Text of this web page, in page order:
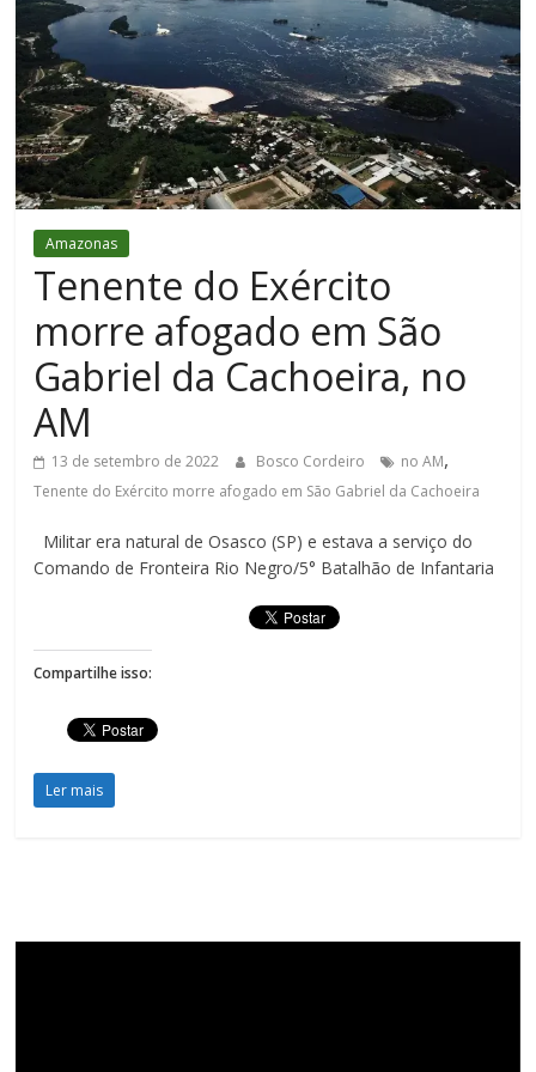
Figueiredo
Amazonas
Tenente do Exército
morre afogado em São
Gabriel da Cachoeira, no
AM
13 de setembro de 2022 Bosco Cordeiro no AM,
Tenente do Exército morre afogado em São Gabriel da Cachoeira
Militar era natural de Osasco (SP) e estava a serviço do
Comando de Fronteira Rio Negro/5° Batalhão de Infantaria
Compartilhe isso:
Ler mais